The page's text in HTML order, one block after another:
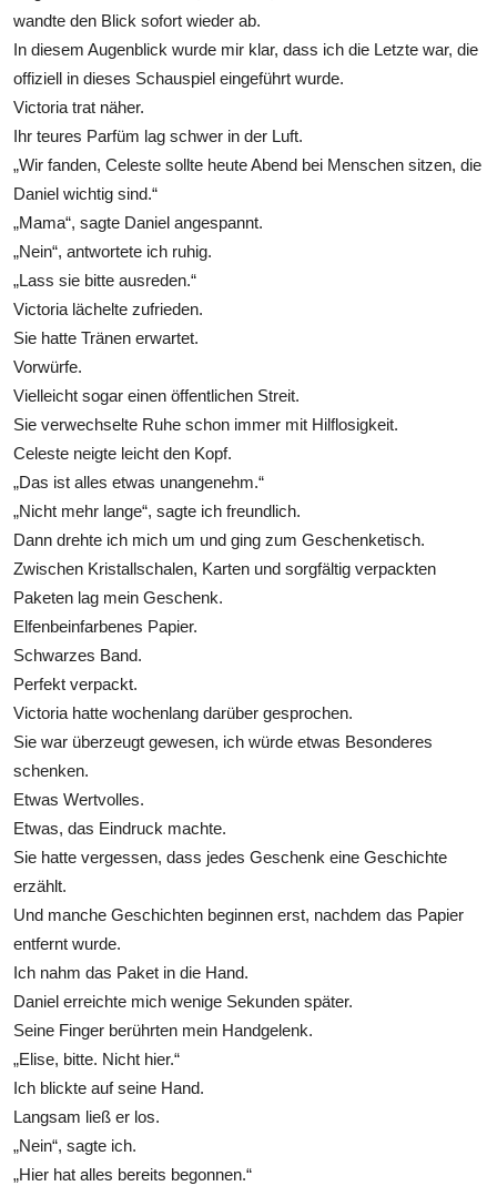
wandte den Blick sofort wieder ab.
In diesem Augenblick wurde mir klar, dass ich die Letzte war, die
offiziell in dieses Schauspiel eingeführt wurde.
Victoria trat näher.
Ihr teures Parfüm lag schwer in der Luft.
„Wir fanden, Celeste sollte heute Abend bei Menschen sitzen, die
Daniel wichtig sind.“
„Mama“, sagte Daniel angespannt.
„Nein“, antwortete ich ruhig.
„Lass sie bitte ausreden.“
Victoria lächelte zufrieden.
Sie hatte Tränen erwartet.
Vorwürfe.
Vielleicht sogar einen öffentlichen Streit.
Sie verwechselte Ruhe schon immer mit Hilflosigkeit.
Celeste neigte leicht den Kopf.
„Das ist alles etwas unangenehm.“
„Nicht mehr lange“, sagte ich freundlich.
Dann drehte ich mich um und ging zum Geschenketisch.
Zwischen Kristallschalen, Karten und sorgfältig verpackten
Paketen lag mein Geschenk.
Elfenbeinfarbenes Papier.
Schwarzes Band.
Perfekt verpackt.
Victoria hatte wochenlang darüber gesprochen.
Sie war überzeugt gewesen, ich würde etwas Besonderes
schenken.
Etwas Wertvolles.
Etwas, das Eindruck machte.
Sie hatte vergessen, dass jedes Geschenk eine Geschichte
erzählt.
Und manche Geschichten beginnen erst, nachdem das Papier
entfernt wurde.
Ich nahm das Paket in die Hand.
Daniel erreichte mich wenige Sekunden später.
Seine Finger berührten mein Handgelenk.
„Elise, bitte. Nicht hier.“
Ich blickte auf seine Hand.
Langsam ließ er los.
„Nein“, sagte ich.
„Hier hat alles bereits begonnen.“